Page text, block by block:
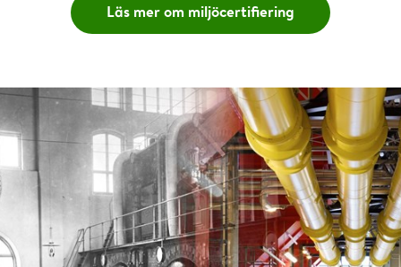
Läs mer om miljöcertifiering